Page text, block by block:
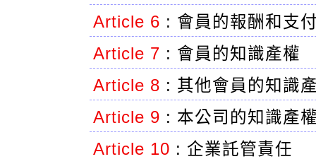
Article 6 : 會員的報酬和支
Article 7 : 會員的知識產權
Article 8 : 其他會員的知識
Article 9 : 本公司的知識產
Article 10 : 企業託管責任